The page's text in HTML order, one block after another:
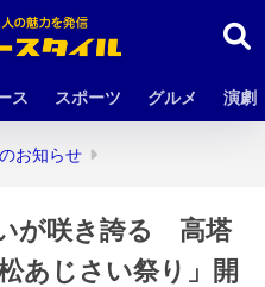
ス スポーツ グルメ 演劇
お知らせ
が咲き誇る 高塔
あじさい祭り」開